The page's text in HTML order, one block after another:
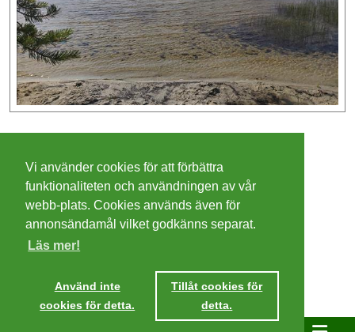
Ta mig dit
Cookies
Integritetspolicy
Villkor
Vi använder cookies för att förbättra
funktionaliteten och användningen av vår
webb-plats. Cookies används även för
annonsändamål vilket godkänns separat.
Läs mer!
Använd inte
cookies för detta.
Tillåt cookies för
detta.